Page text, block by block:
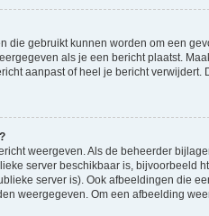
die gebruikt kunnen worden om een
als je een bericht plaatst.
aanpast of heel je bericht
weergeven. Als de beheerder
server beschikbaar is, bijvoorbeeld
server is). Ook afbeeldingen die
weergegeven. Om een afbeelding